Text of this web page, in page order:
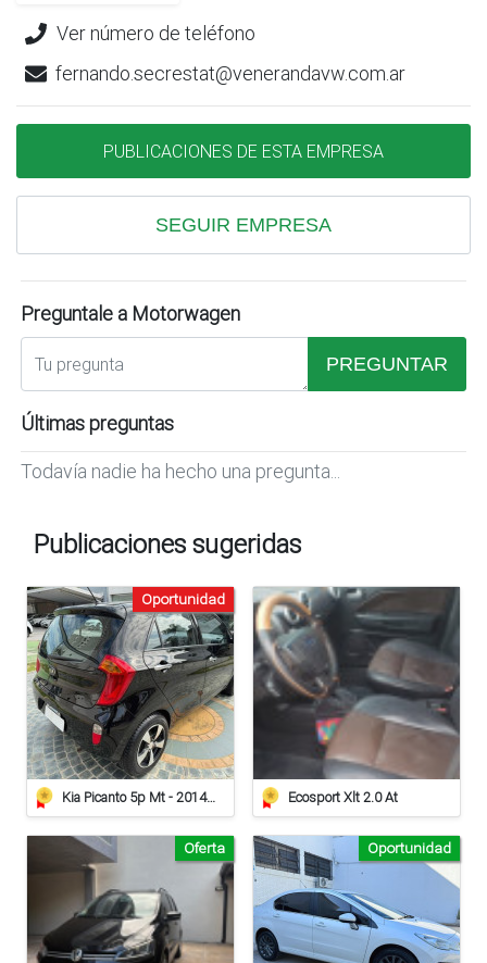
Ver número de teléfono
fernando.secrestat@venerandavw.com.ar
PUBLICACIONES DE ESTA EMPRESA
SEGUIR EMPRESA
Preguntale a Motorwagen
PREGUNTAR
Últimas preguntas
Todavía nadie ha hecho una pregunta...
Publicaciones sugeridas
Kia Picanto 5p Mt - 2014 - 97.000km
Oportunidad
Ecosport Xlt 2.0 At
Oferta Oportunidad